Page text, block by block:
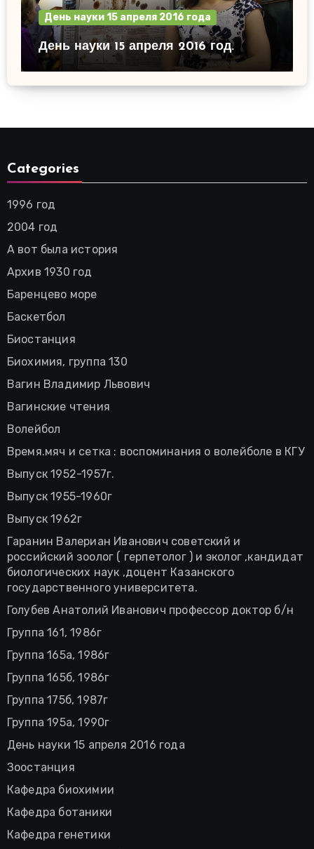
День науки 15 апреля 2016 года
День науки 15 апреля 2016 год.
Categories
1996 год
2004 год
А вот была история
Архив 1930 год
Баренцево море
Баскетбол
Биостанция
Биохимия, группа 130
Вагин Владимир Львович
Вагинские чтения
Волейбол
Время.мяч и сетка : воспоминания о волейболе в КГУ
Выпуск 1952-1957г.
Выпуск 1955-1960г
Выпуск 1962г
Гаранин Валериан Иванович советский и
российский зоолог ( герпетолог ) и эколог ,кандидат
биологических наук ,доцент Казанского
государственного университета.
Голубев Анатолий Иванович профессор доктор б/н
Группа 161, 1986г
Группа 165а, 1986г
Группа 165б, 1986г
Группа 175б, 1987г
Группа 195а, 1990г
День науки 15 апреля 2016 года
Зоостанция
Кафедра биохимии
Кафедра ботаники
Кафедра генетики